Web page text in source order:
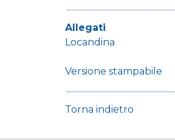
Allegati
Locandina
Versione stampabile
Torna indietro